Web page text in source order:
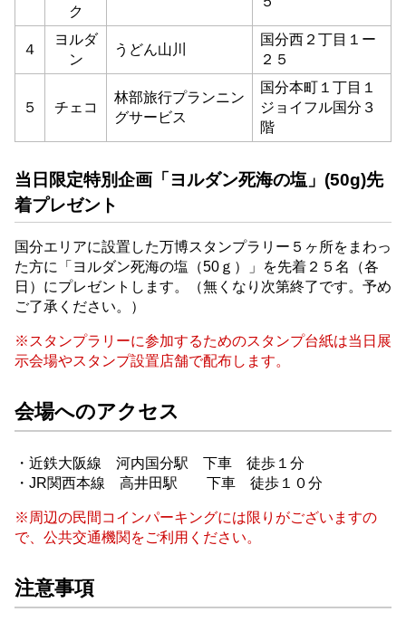
ク
４
ヨルダ
ン
うどん山川
国分西２丁目１ー
２５
５ チェコ
林部旅行プランニン
グサービス
国分本町１丁目１
ジョイフル国分３
階
当日限定特別企画「ヨルダン死海の塩」(50g)先
着プレゼント
国分エリアに設置した万博スタンプラリー５ヶ所をまわっ
た方に「ヨルダン死海の塩（50ｇ）」を先着２５名（各
日）にプレゼントします。（無くなり次第終了です。予め
ご了承ください。）
※スタンプラリーに参加するためのスタンプ台紙は当日展
示会場やスタンプ設置店舗で配布します。
会場へのアクセス
・近鉄大阪線 河内国分駅 下車 徒歩１分
・JR関西本線 高井田駅 下車 徒歩１０分
※周辺の民間コインパーキングには限りがございますの
で、公共交通機関をご利用ください。
注意事項